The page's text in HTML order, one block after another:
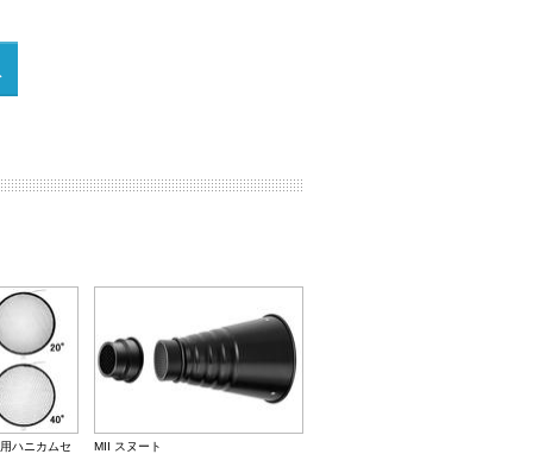
ハニカムセ MII スヌート